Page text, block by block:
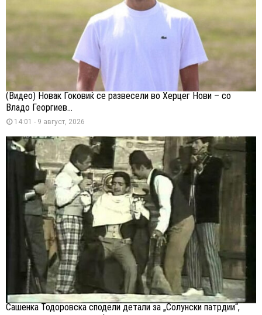
(Видео) Новак Ѓоковиќ се развесели во Херцег Нови – со
Владо Георгиев...
14:01 - 9 август, 2026
Сашенка Тодоровска сподели детали за „Солунски патрдии“,